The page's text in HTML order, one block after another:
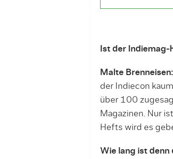
Ist der
Malte Brenneisen:
der Indiecon
über 100
Magazinen. Nur
Hefts wird es
Wie lang ist denn